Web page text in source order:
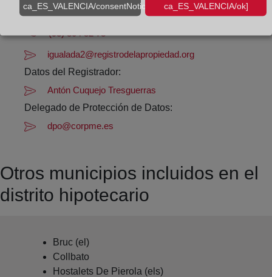
Datos de contacto:
(93) 804 82 73
igualada2@registrodelapropiedad.org
Datos del Registrador:
Antón Cuquejo Tresguerras
Delegado de Protección de Datos:
dpo@corpme.es
Otros municipios incluidos en el
distrito hipotecario
Bruc (el)
Collbato
Hostalets De Pierola (els)
ca_ES_VALENCIA/consentNotice/learnMore]ca_ES_VALENCIA/ok]